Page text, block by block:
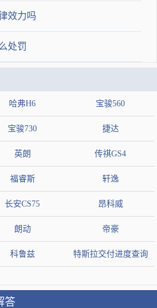
效力吗
处罚
哈弗H6 宝骏560
宝骏730 捷达
英朗 传祺GS4
福睿斯 轩逸
长安CS75 昂科威
朗动 帝豪
科鲁兹 特斯拉交付进度查询
答